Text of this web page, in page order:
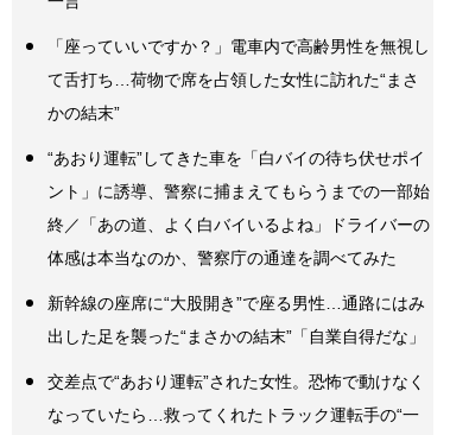
「座っていいですか？」電車内で高齢男性を無視し
て舌打ち…荷物で席を占領した女性に訪れた“まさ
かの結末”
“あおり運転”してきた車を「白バイの待ち伏せポイ
ント」に誘導、警察に捕まえてもらうまでの一部始
終／「あの道、よく白バイいるよね」ドライバーの
体感は本当なのか、警察庁の通達を調べてみた
新幹線の座席に“大股開き”で座る男性…通路にはみ
出した足を襲った“まさかの結末”「自業自得だな」
交差点で“あおり運転”された女性。恐怖で動けなく
なっていたら…救ってくれたトラック運転手の“一